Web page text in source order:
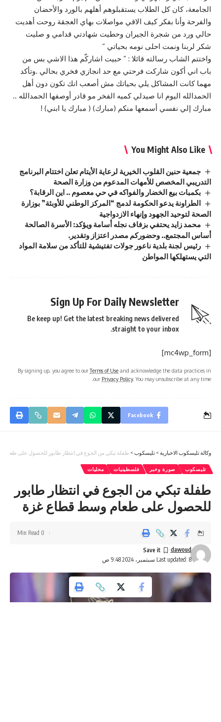
الجامعة، كان كل الطلاب يستقبلوهم أهلهم بالورد والأحضان
والفرحة وأنا بفكر كيف الاقي مواصلات بهاي العجقة روحت أهديت
حالي ورد من شجرة الجيران وحطيت شهادتي قدامي و صليت
شكر لربنا ونمت احلى نومه بحياتي “
واختتم الشاب رسالته قائلا : ” حبيت اشاركّم هذا الاشي بس من
باب اني أكون شاركت فرحتي مع حد انجازي فخري بحالي .وتأكد
مهما كانت المشاكل يلي بحياتك مش أصعب انك تكون دون أهل
الحمدالله اليوم انا صيدلي كميه الفخر مو قادر أوصفها الحمدالله ..
مبارك إلي نفسي أسمعها منكم (مبارك) ( مبارك يا ابني) !
You Might Also Like
جمعية حنين القلوب الخيرية لرعاية الأيتام تعلن اختتام البرنامج
التدريبي المخصص للأمهات المدعوم من وزارة الصحة
بكمبات بيع الخضار والفواكه في حي معصوم .. اين الرقابة؟
الطراونة يدعو الحكومة لدمج “المركز الوطني للأوبئة” بوزارة
الصحة لتوحيد الجهود وإنهاء الازدواجية
محمد زايد يحتفي بزفاف نجله أسامة ويؤكد: الأسرة الصالحة
أساس المجتمع.. وحضوركم مصدر اعتزاز وتقدير.
رئيس لجنة بلدية ناعور جولات تفتيشية للتأكد من سلامة المواد
التي يستهلكها المواطن
Sign Up For Daily Newsletter
Be keep up! Get the latest breaking news delivered
straight to your inbox.
[mc4wp_form]
By signing up, you agree to ourTerms of Use and acknowledge the data practices in
our Privacy Policy. You may unsubscribe at any time.
Facebook
وكالة تليسكوب الاخبارية > تليسكوب > طفلة تبكي من الجوع في انتظار طابور للحصول على
تليسكوب صورة وخبر فلسطينيات محليات
طفلة تبكي من الجوع في انتظار طابور
للحصول على طعام وسط قطاع غزة
Last updated: 8 سبتمبر، 2024 9:48 ص
dawoud
0 Min Read